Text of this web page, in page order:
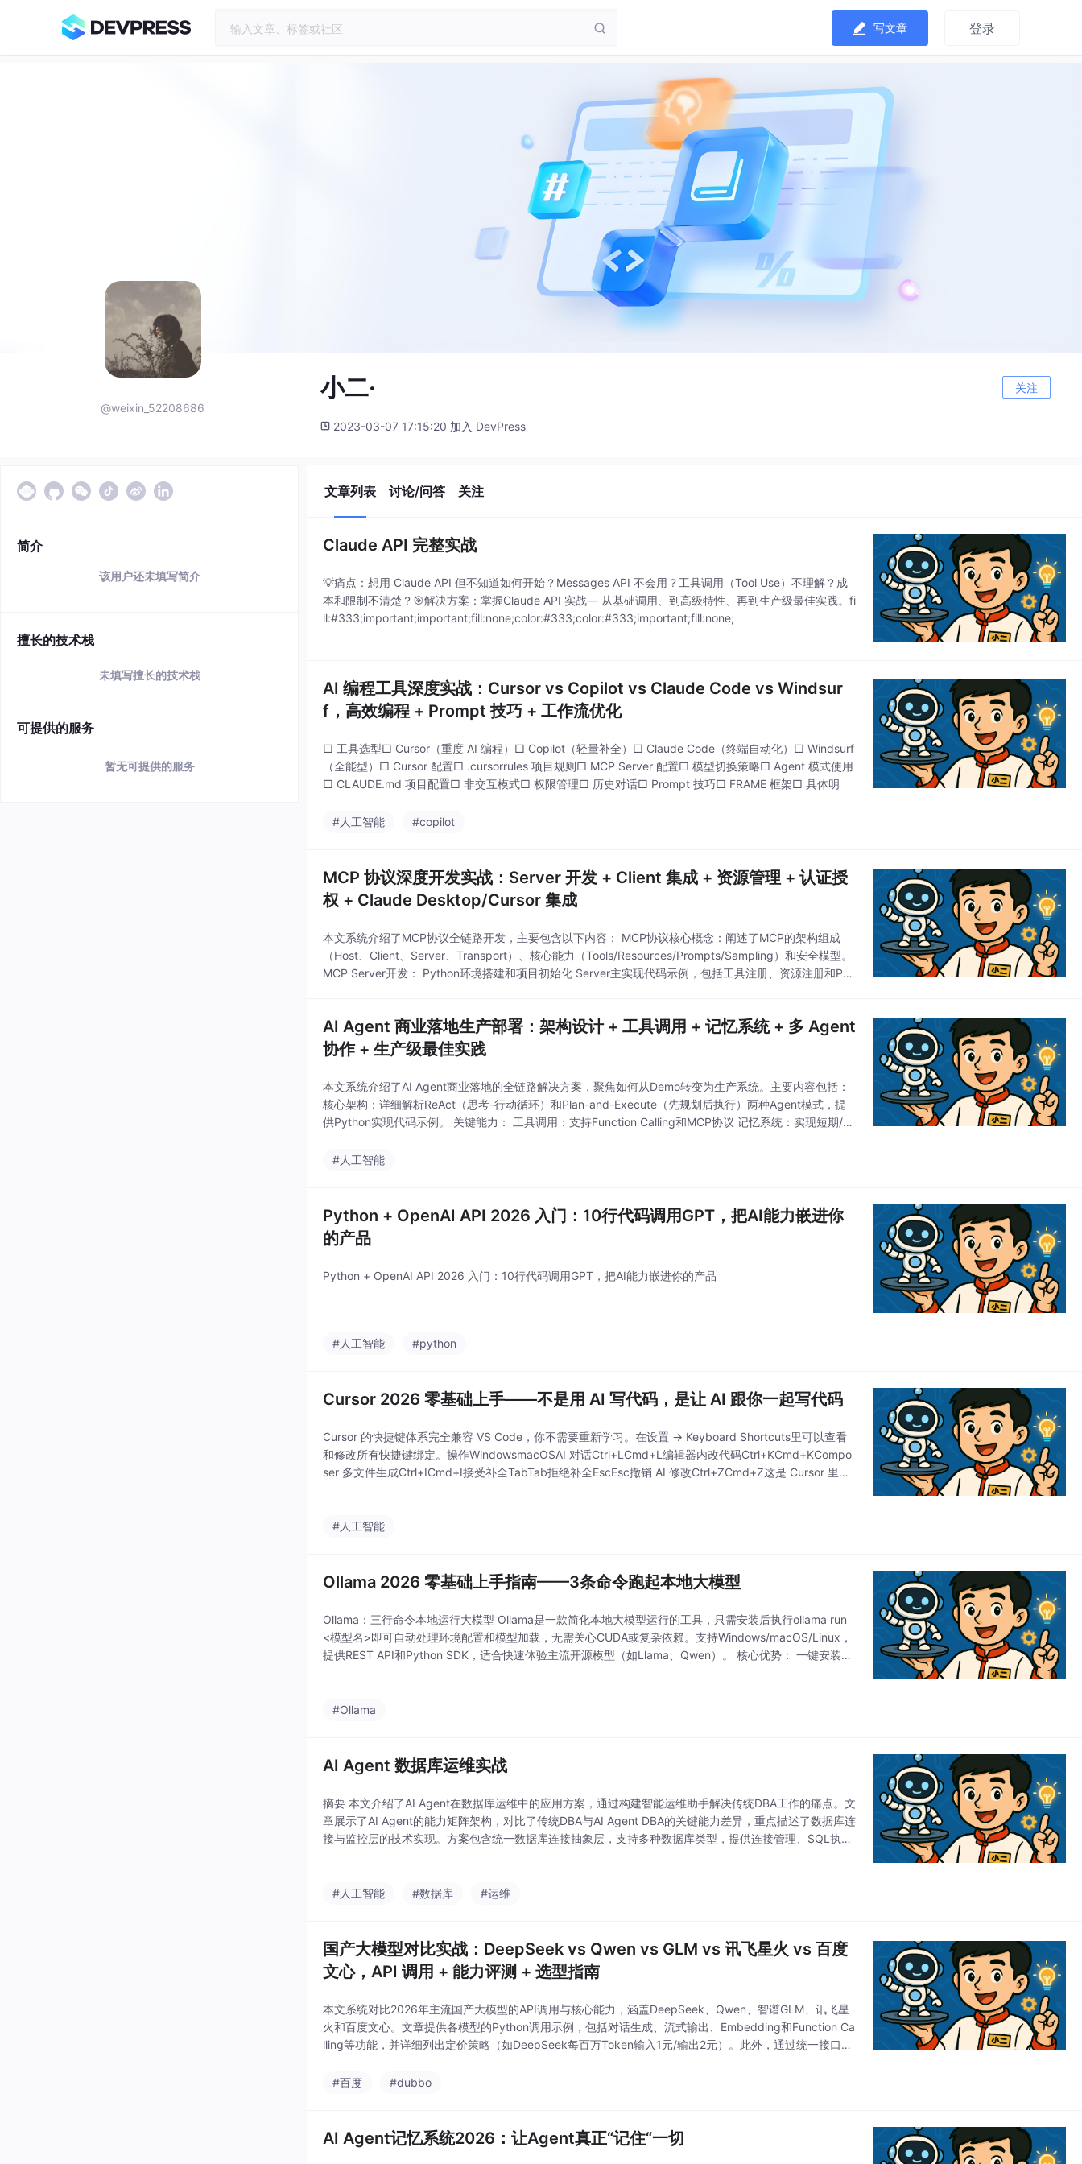
写文章 登录
@weixin_52208686
小二· 关注
2023-03-07 17:15:20 加入 DevPress
简介
该用户还未填写简介
擅长的技术栈
未填写擅长的技术栈
可提供的服务
暂无可提供的服务
文章列表 讨论/问答 关注
Claude API 完整实战
💡痛点：想用 Claude API 但不知道如何开始？Messages API 不会用？工具调用（Tool Use）不理解？成
本和限制不清楚？🎯解决方案：掌握Claude API 实战— 从基础调用、到高级特性、再到生产级最佳实践。fi
ll:#333;important;important;fill:none;color:#333;color:#333;important;fill:none;
AI 编程工具深度实战：Cursor vs Copilot vs Claude Code vs Windsur
f，高效编程 + Prompt 技巧 + 工作流优化
□ 工具选型□ Cursor（重度 AI 编程）□ Copilot（轻量补全）□ Claude Code（终端自动化）□ Windsurf
（全能型）□ Cursor 配置□ .cursorrules 项目规则□ MCP Server 配置□ 模型切换策略□ Agent 模式使用
□ CLAUDE.md 项目配置□ 非交互模式□ 权限管理□ 历史对话□ Prompt 技巧□ FRAME 框架□ 具体明
#人工智能 #copilot
MCP 协议深度开发实战：Server 开发 + Client 集成 + 资源管理 + 认证授
权 + Claude Desktop/Cursor 集成
本文系统介绍了MCP协议全链路开发，主要包含以下内容： MCP协议核心概念：阐述了MCP的架构组成
（Host、Client、Server、Transport）、核心能力（Tools/Resources/Prompts/Sampling）和安全模型。
MCP Server开发： Python环境搭建和项目初始化 Server主实现代码示例，包括工具注册、资源注册和Pro
AI Agent 商业落地生产部署：架构设计 + 工具调用 + 记忆系统 + 多 Agent
协作 + 生产级最佳实践
本文系统介绍了AI Agent商业落地的全链路解决方案，聚焦如何从Demo转变为生产系统。主要内容包括：
核心架构：详细解析ReAct（思考-行动循环）和Plan-and-Execute（先规划后执行）两种Agent模式，提
供Python实现代码示例。 关键能力： 工具调用：支持Function Calling和MCP协议 记忆系统：实现短期/长
#人工智能
Python + OpenAI API 2026 入门：10行代码调用GPT，把AI能力嵌进你
的产品
Python + OpenAI API 2026 入门：10行代码调用GPT，把AI能力嵌进你的产品
#人工智能 #python
Cursor 2026 零基础上手——不是用 AI 写代码，是让 AI 跟你一起写代码
Cursor 的快捷键体系完全兼容 VS Code，你不需要重新学习。在设置 → Keyboard Shortcuts里可以查看
和修改所有快捷键绑定。操作WindowsmacOSAI 对话Ctrl+LCmd+L编辑器内改代码Ctrl+KCmd+KCompo
ser 多文件生成Ctrl+ICmd+I接受补全TabTab拒绝补全EscEsc撤销 AI 修改Ctrl+ZCmd+Z这是 Cursor 里一
#人工智能
Ollama 2026 零基础上手指南——3条命令跑起本地大模型
Ollama：三行命令本地运行大模型 Ollama是一款简化本地大模型运行的工具，只需安装后执行ollama run
<模型名>即可自动处理环境配置和模型加载，无需关心CUDA或复杂依赖。支持Windows/macOS/Linux，
提供REST API和Python SDK，适合快速体验主流开源模型（如Llama、Qwen）。 核心优势： 一键安装，
#Ollama
AI Agent 数据库运维实战
摘要 本文介绍了AI Agent在数据库运维中的应用方案，通过构建智能运维助手解决传统DBA工作的痛点。文
章展示了AI Agent的能力矩阵架构，对比了传统DBA与AI Agent DBA的关键能力差异，重点描述了数据库连
接与监控层的技术实现。方案包含统一数据库连接抽象层，支持多种数据库类型，提供连接管理、SQL执行
#人工智能 #数据库 #运维
国产大模型对比实战：DeepSeek vs Qwen vs GLM vs 讯飞星火 vs 百度
文心，API 调用 + 能力评测 + 选型指南
本文系统对比2026年主流国产大模型的API调用与核心能力，涵盖DeepSeek、Qwen、智谱GLM、讯飞星
火和百度文心。文章提供各模型的Python调用示例，包括对话生成、流式输出、Embedding和Function Ca
lling等功能，并详细列出定价策略（如DeepSeek每百万Token输入1元/输出2元）。此外，通过统一接口封
#百度
#dubbo
AI Agent记忆系统2026：让Agent真正“记住“一切